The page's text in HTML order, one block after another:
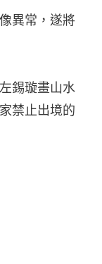
異常，遂將
錫璇畫山水
禁止出境的